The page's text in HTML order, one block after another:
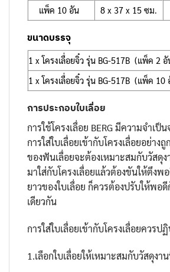
แพ็ค 10 อัน
8 x 37 x 15 ซม.
ขนาดบรรจุ
1 x โครงเลื่อยจิ๋ว รุ่น BG-517B (แพ็ค 2 อั
1 x โครงเลื่อยจิ๋ว รุ่น BG-517B (แพ็ค 10
การประกอบใบเลื่อย
การใช้โครงเลื่อย BERG มีความจำเป็
การใส่ใบเลื่อยเข้ากับโครงเลื่อยอย่าง
ของฟันเลื่อยจะต้องเหมาะสมกับวัสดุง
มาใส่กับโครงเลื่อยแล้วต้องขันให้ตึงพ
ยาวของใบเลื่อย ก็ควรต้องปรับให้พอดี
เดียวกัน
การใส่ใบเลื่อยเข้ากับโครงเลื่อยควรป
1.เลือกใบเลื่อยให้เหมาะสมกับวัสดุงา